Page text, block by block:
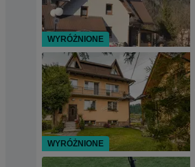
WYRÓŻNIONE
WYRÓŻNIONE